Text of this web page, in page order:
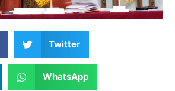
Twitter
WhatsApp